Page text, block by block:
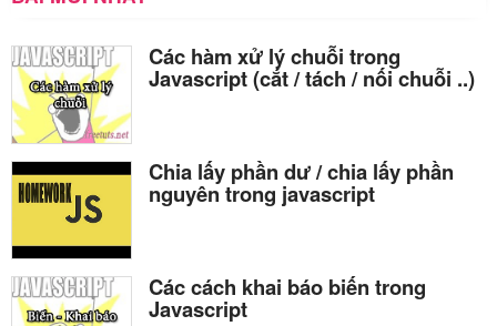
Các hàm xử lý chuỗi trong
Javascript (cắt / tách / nối chuỗi ..)
Chia lấy phần dư / chia lấy phần
nguyên trong javascript
Các cách khai báo biến trong
Javascript